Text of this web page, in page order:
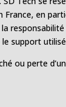
en
le support
ou perte